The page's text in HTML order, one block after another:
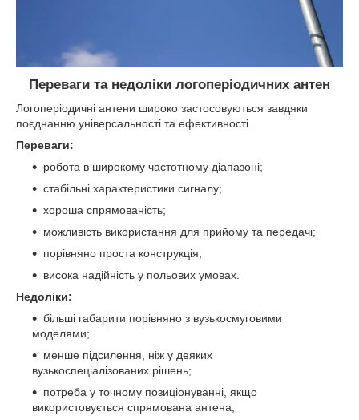
Переваги та недоліки логоперіодичних антен
Логоперіодичні антени широко застосовуються завдяки
поєднанню універсальності та ефективності.
Переваги:
робота в широкому частотному діапазоні;
стабільні характеристики сигналу;
хороша спрямованість;
можливість використання для прийому та передачі;
порівняно проста конструкція;
висока надійність у польових умовах.
Недоліки:
більші габарити порівняно з вузькосмуговими
моделями;
менше підсилення, ніж у деяких
вузькоспеціалізованих рішень;
потреба у точному позиціонуванні, якщо
використовується спрямована антена;